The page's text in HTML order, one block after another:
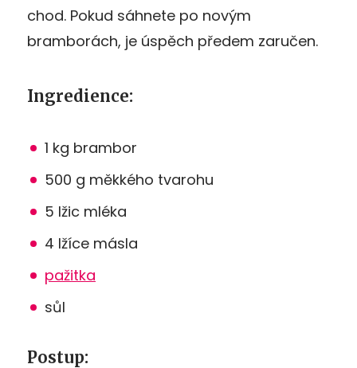
chod. Pokud sáhnete po novým
bramborách, je úspěch předem zaručen.
Ingredience:
1 kg brambor
500 g měkkého tvarohu
5 lžic mléka
4 lžíce másla
pažitka
sůl
Postup: